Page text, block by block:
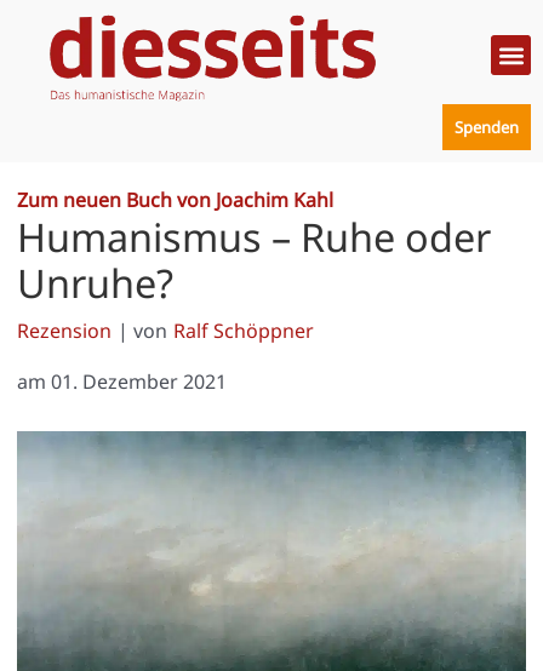
Inhalt
springen
Spenden
Zum neuen Buch von Joachim Kahl
Humanismus – Ruhe oder
Unruhe?
Rezension | von Ralf Schöppner
am 01. Dezember 2021